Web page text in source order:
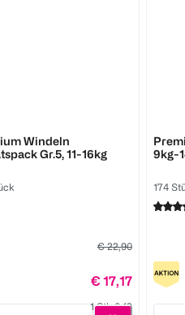
Windeln
Gr.5, 11-16kg
€ 22,90
€ 17,17
1 Stk 0,12
9kg-
174